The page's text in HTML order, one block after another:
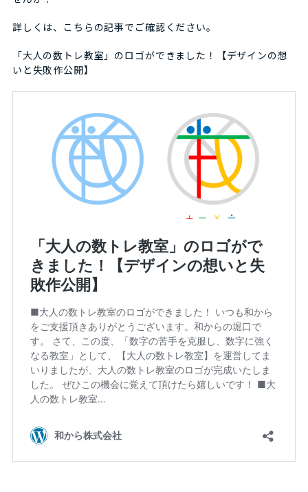
詳しくは、こちらの記事でご確認ください。
「大人の数トレ教室」のロゴができました！【デザインの想
いと失敗作公開】